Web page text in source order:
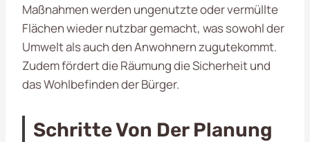
Maßnahmen werden ungenutzte oder vermüllte
Flächen wieder nutzbar gemacht, was sowohl der
Umwelt als auch den Anwohnern zugutekommt.
Zudem fördert die Räumung die Sicherheit und
das Wohlbefinden der Bürger.
Schritte Von Der Planung